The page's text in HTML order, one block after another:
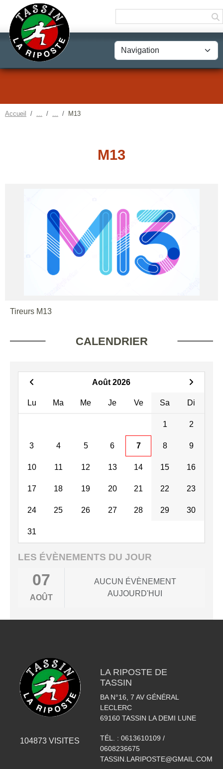
Accueil M13
M13
Tireurs M13
CALENDRIER
Août 2026
Lu Ma Me Je Ve Sa Di
1 2
3 4 5 6 7 8 9
10 11 12 13 14 15 16
17 18 19 20 21 22 23
24 25 26 27 28 29 30
31
LES ÉVÈNEMENTS DU JOUR
07
AOÛT
AUCUN ÉVÈNEMENT
AUJOURD'HUI
104873 VISITES
LA RIPOSTE DE
TASSIN
BA N°16, 7 AV GÉNÉRAL
LECLERC
69160 TASSIN LA DEMI LUNE
TÉL. : 0613610109 /
0608236675
TASSIN.LARIPOSTE@GMAIL.COM
Panneau de gestion des cookies